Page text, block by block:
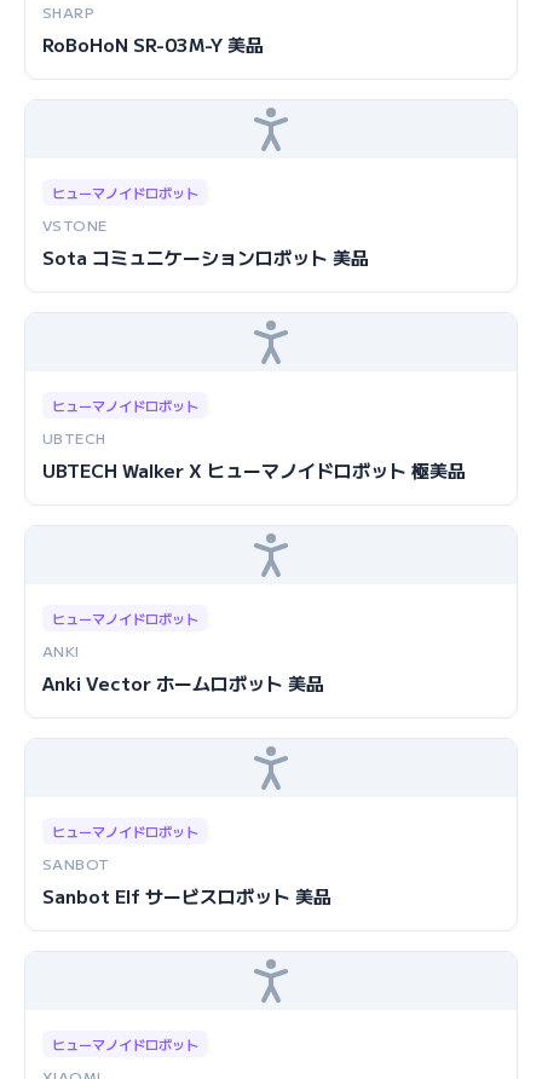
SHARP
RoBoHoN SR-03M-Y 美品
ヒューマノイドロボット
VSTONE
Sota コミュニケーションロボット 美品
ヒューマノイドロボット
UBTECH
UBTECH Walker X ヒューマノイドロボット 極美品
ヒューマノイドロボット
ANKI
Anki Vector ホームロボット 美品
ヒューマノイドロボット
SANBOT
Sanbot Elf サービスロボット 美品
ヒューマノイドロボット